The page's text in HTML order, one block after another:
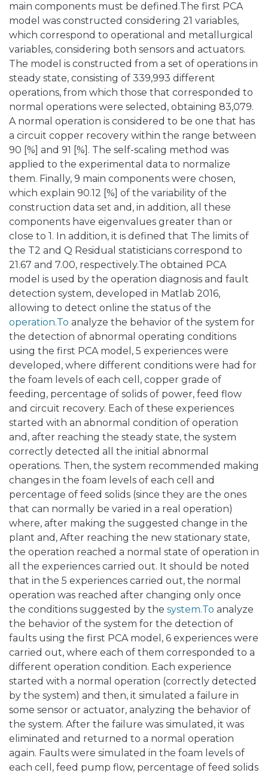
main components must be defined.The first PCA
model was constructed considering 21 variables,
which correspond to operational and metallurgical
variables, considering both sensors and actuators.
The model is constructed from a set of operations in
steady state, consisting of 339,993 different
operations, from which those that corresponded to
normal operations were selected, obtaining 83,079.
A normal operation is considered to be one that has
a circuit copper recovery within the range between
90 [%] and 91 [%]. The self-scaling method was
applied to the experimental data to normalize
them. Finally, 9 main components were chosen,
which explain 90.12 [%] of the variability of the
construction data set and, in addition, all these
components have eigenvalues greater than or
close to 1. In addition, it is defined that The limits of
the T2 and Q Residual statisticians correspond to
21.67 and 7.00, respectively.The obtained PCA
model is used by the operation diagnosis and fault
detection system, developed in Matlab 2016,
allowing to detect online the status of the
operation.To analyze the behavior of the system for
the detection of abnormal operating conditions
using the first PCA model, 5 experiences were
developed, where different conditions were had for
the foam levels of each cell, copper grade of
feeding, percentage of solids of power, feed flow
and circuit recovery. Each of these experiences
started with an abnormal condition of operation
and, after reaching the steady state, the system
correctly detected all the initial abnormal
operations. Then, the system recommended making
changes in the foam levels of each cell and
percentage of feed solids (since they are the ones
that can normally be varied in a real operation)
where, after making the suggested change in the
plant and, After reaching the new stationary state,
the operation reached a normal state of operation in
all the experiences carried out. It should be noted
that in the 5 experiences carried out, the normal
operation was reached after changing only once
the conditions suggested by the system.To analyze
the behavior of the system for the detection of
faults using the first PCA model, 6 experiences were
carried out, where each of them corresponded to a
different operation condition. Each experience
started with a normal operation (correctly detected
by the system) and then, it simulated a failure in
some sensor or actuator, analyzing the behavior of
the system. After the failure was simulated, it was
eliminated and returned to a normal operation
again. Faults were simulated in the foam levels of
each cell, feed pump flow, percentage of feed solids